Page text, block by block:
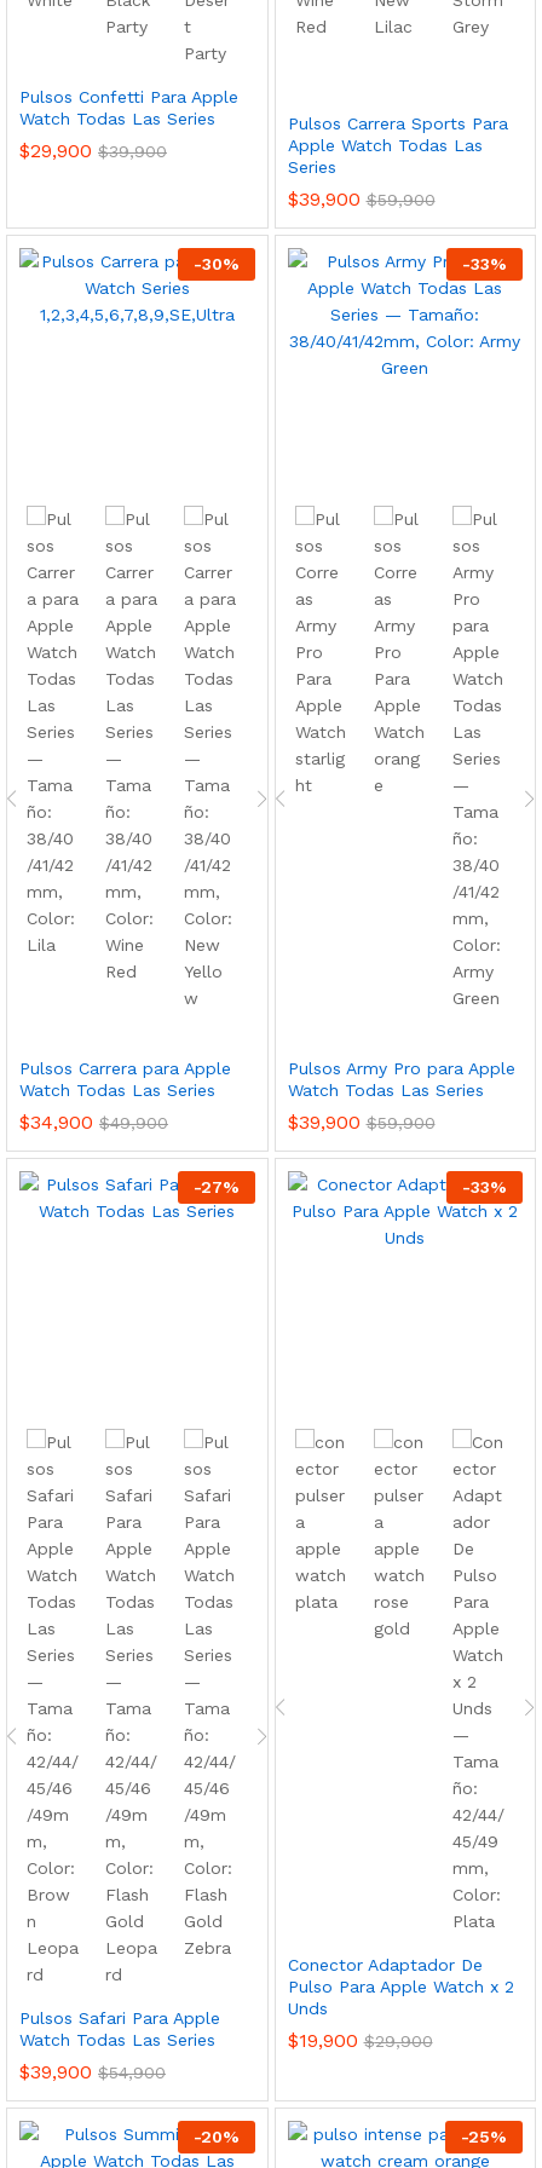
Pulsos Confetti Para Apple
Watch Todas Las Series
$29,900 $39,900
Pulsos Carrera Sports Para
Apple Watch Todas Las
Series
$39,900 $59,900
-30%
Pulsos Carrera para Apple
Watch Todas Las Series
$34,900 $49,900
-33%
Pulsos Army Pro para Apple
Watch Todas Las Series
$39,900 $59,900
-27%
Pulsos Safari Para Apple
Watch Todas Las Series
$39,900 $54,900
-33%
Conector Adaptador De
Pulso Para Apple Watch x 2
Unds
$19,900 $29,900
-20% -25%